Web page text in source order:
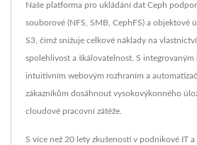
Naše platforma pro ukládání dat Ceph
souborové (NFS, SMB, CephFS) a objektové
S3, čímž snižuje celkové náklady na
spolehlivost a škálovatelnost. S integrovaným
intuitivním webovým rozhraním a
zákazníkům dosáhnout vysokovýkonného
cloudové pracovní zátěže.
S více než 20 lety zkušeností v podnikové IT